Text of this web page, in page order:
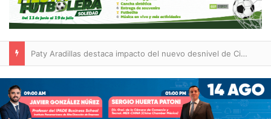
Paty Aradillas destaca impacto del nuevo desnivel de Circuito Potosí en la movilidad de Villa de Pozos